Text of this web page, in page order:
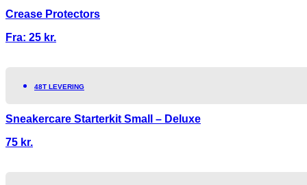
Crease Protectors
Fra: 25 kr.
48T LEVERING
Sneakercare Starterkit Small – Deluxe
75 kr.